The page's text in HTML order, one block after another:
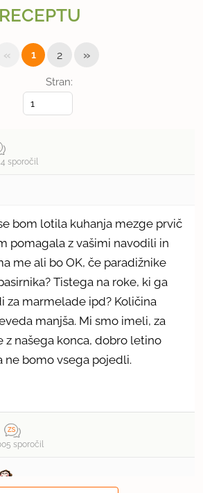
Stran:
« 1 2 »
sporočil
bom lotila kuhanja mezge prvič
pomagala z vašimi navodili in
me ali bo OK, če paradižnike
Tistega na roke, ki ga
za marmelade ipd? Količina
manjša. Mi smo imeli, za
z našega konca, dobro letino
ne bomo vsega pojedli.
sporočil